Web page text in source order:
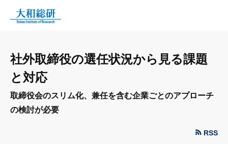
社外取締役の選任状況から見る課題
と対応
取締役会のスリム化、兼任を含む企業ごとのアプローチ
の検討が必要
RSS